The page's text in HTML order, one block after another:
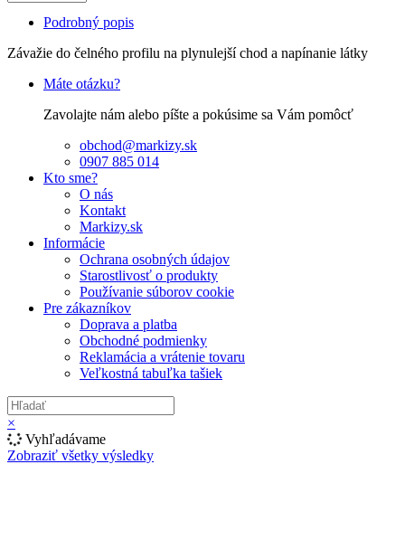
Podrobný popis
Závažie do čelného profilu na plynulejší chod a napínanie látky
Máte otázku?
Zavolajte nám alebo píšte a pokúsime sa Vám pomôcť
obchod@markizy.sk
0907 885 014
Kto sme?
O nás
Kontakt
Markizy.sk
Informácie
Ochrana osobných údajov
Starostlivosť o produkty
Používanie súborov cookie
Pre zákazníkov
Doprava a platba
Obchodné podmienky
Reklamácia a vrátenie tovaru
Veľkostná tabuľka tašiek
×
Vyhľadávame
Zobraziť všetky výsledky